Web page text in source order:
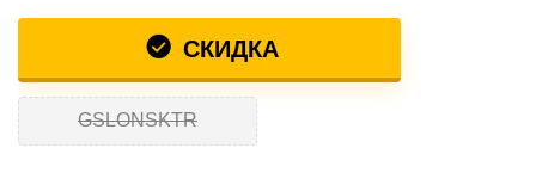
СКИДКА
GSLONSKTR